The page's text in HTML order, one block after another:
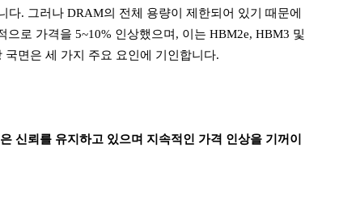
. 그러나 DRAM의 전체 용량이 제한되어 있기 때문에
로 가격을 5~10% 인상했으며, 이는 HBM2e, HBM3 및
면은 세 가지 주요 요인에 기인합니다.
신뢰를 유지하고 있으며 지속적인 가격 인상을 기꺼이